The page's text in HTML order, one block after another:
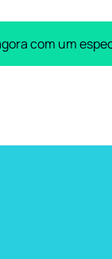
com um